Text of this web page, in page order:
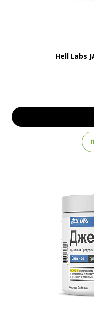
Hell Labs